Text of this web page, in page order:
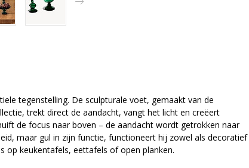
tegenstelling. De sculpturale voet, gemaakt van de
trekt direct de aandacht, vangt het licht en creëert
de focus naar boven – de aandacht wordt getrokken naar
maar gul in zijn functie, functioneert hij zowel als decoratief
op keukentafels, eettafels of open planken.